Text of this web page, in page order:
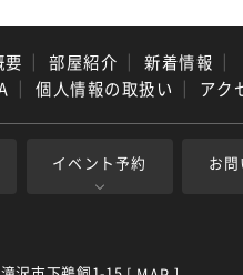
要 ｜ 部屋紹介 ｜ 新着情報 ｜
｜ 個人情報の取扱い ｜ アク
イベント予約 お